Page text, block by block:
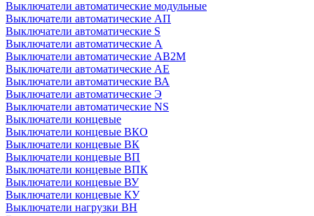
Выключатели автоматические модульные
Выключатели автоматические АП
Выключатели автоматические S
Выключатели автоматические А
Выключатели автоматические АВ2М
Выключатели автоматические АЕ
Выключатели автоматические ВА
Выключатели автоматические Э
Выключатели автоматические NS
Выключатели концевые
Выключатели концевые ВКО
Выключатели концевые ВК
Выключатели концевые ВП
Выключатели концевые ВПК
Выключатели концевые ВУ
Выключатели концевые КУ
Выключатели нагрузки ВН